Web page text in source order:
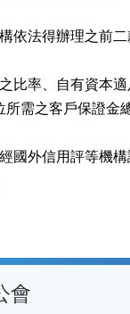
依法得辦理之前
比率、自有資本
所需之客戶保證金
國外信用評等機
會